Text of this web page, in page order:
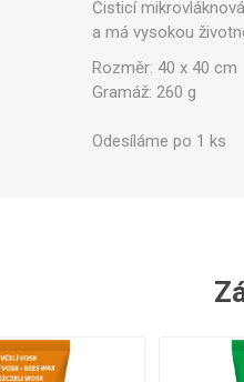
​Čisticí
a má vysokou
Rozměr: 40 x 40 cm
Gramáž: 260 g
Odesíláme po 1 ks